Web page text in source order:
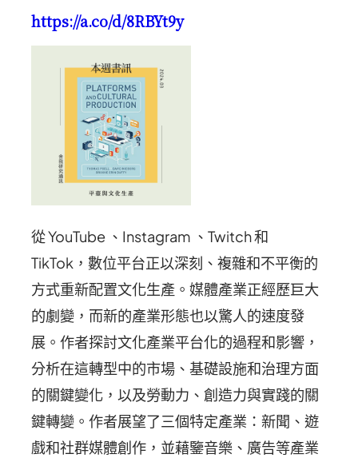
https://a.co/d/8RBYt9y
從 YouTube 、Instagram 、Twitch 和
TikTok，數位平台正以深刻、複雜和不平衡的
方式重新配置文化生產。媒體產業正經歷巨大
的劇變，而新的產業形態也以驚人的速度發
展。作者探討文化產業平台化的過程和影響，
分析在這轉型中的市場、基礎設施和治理方面
的關鍵變化，以及勞動力、創造力與實踐的關
鍵轉變。作者展望了三個特定產業：新聞、遊
戲和社群媒體創作，並藉鑒音樂、廣告等產業